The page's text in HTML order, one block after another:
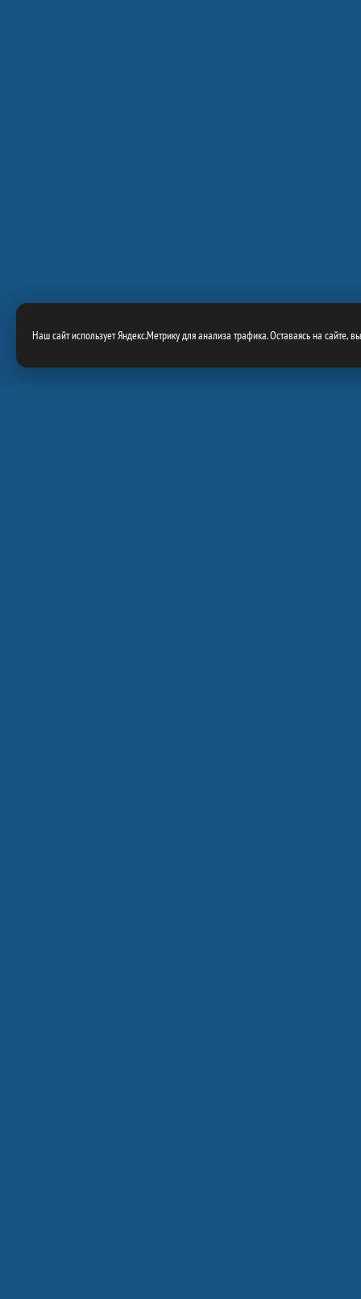
Наш сайт использует Яндекс.Метрику для анализа трафика. Оставаясь на сайте,